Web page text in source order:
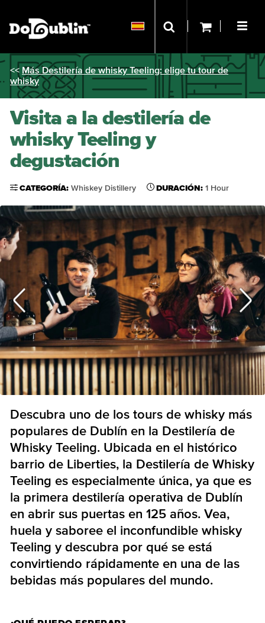
<< Más Destilería de whisky Teeling: elige tu tour de
whisky
Visita a la destilería de
whisky Teeling y
degustación
CATEGORÍA: Whiskey Distillery DURACIÓN: 1 Hour
Descubra uno de los tours de whisky más
populares de Dublín en la Destilería de
Whisky Teeling. Ubicada en el histórico
barrio de Liberties, la Destilería de Whisky
Teeling es especialmente única, ya que es
la primera destilería operativa de Dublín
en abrir sus puertas en 125 años. Vea,
huela y saboree el inconfundible whisky
Teeling y descubra por qué se está
convirtiendo rápidamente en una de las
bebidas más populares del mundo.